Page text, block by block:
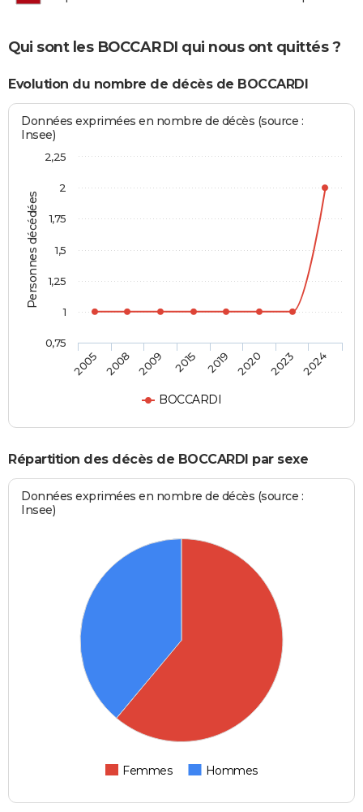
Qui sont les BOCCARDI qui nous ont quittés ?
Evolution du nombre de décès de BOCCARDI
Personnes décédées
Données exprimées en nombre de décès (source :
Insee)
BOCCARDI
2005 2008 2009 2015 2019 2020 2023 2024
0,75
1
1,25
1,5
1,75
2
2,25
Répartition des décès de BOCCARDI par sexe
Données exprimées en nombre de décès (source :
Insee)
Femmes Hommes